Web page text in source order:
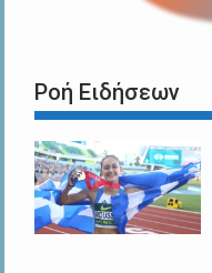
Ροή Ειδήσεων